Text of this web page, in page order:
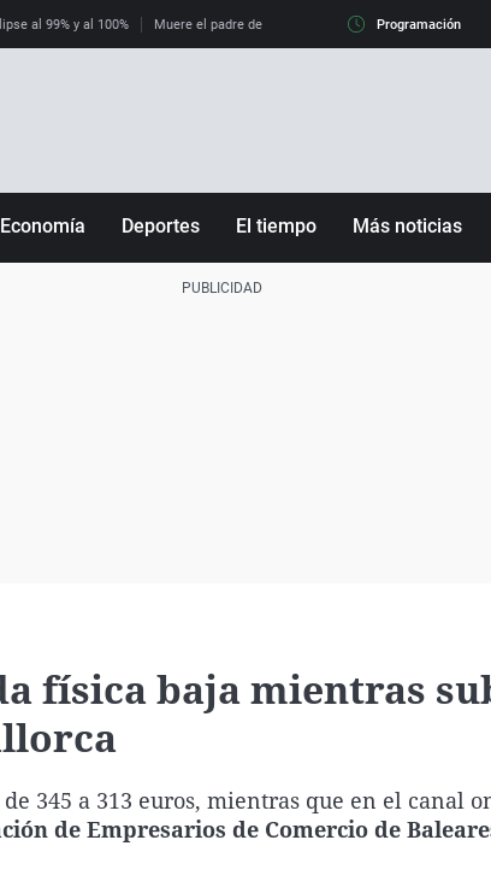
al 99% y al 100% Muere el padre de Leo Messi ¿Cómo es llegar a
Programación
Economía Deportes El tiempo Más noticias
física baja mientras
345 a 313 euros, mientras que en el canal
de Empresarios de Comercio de